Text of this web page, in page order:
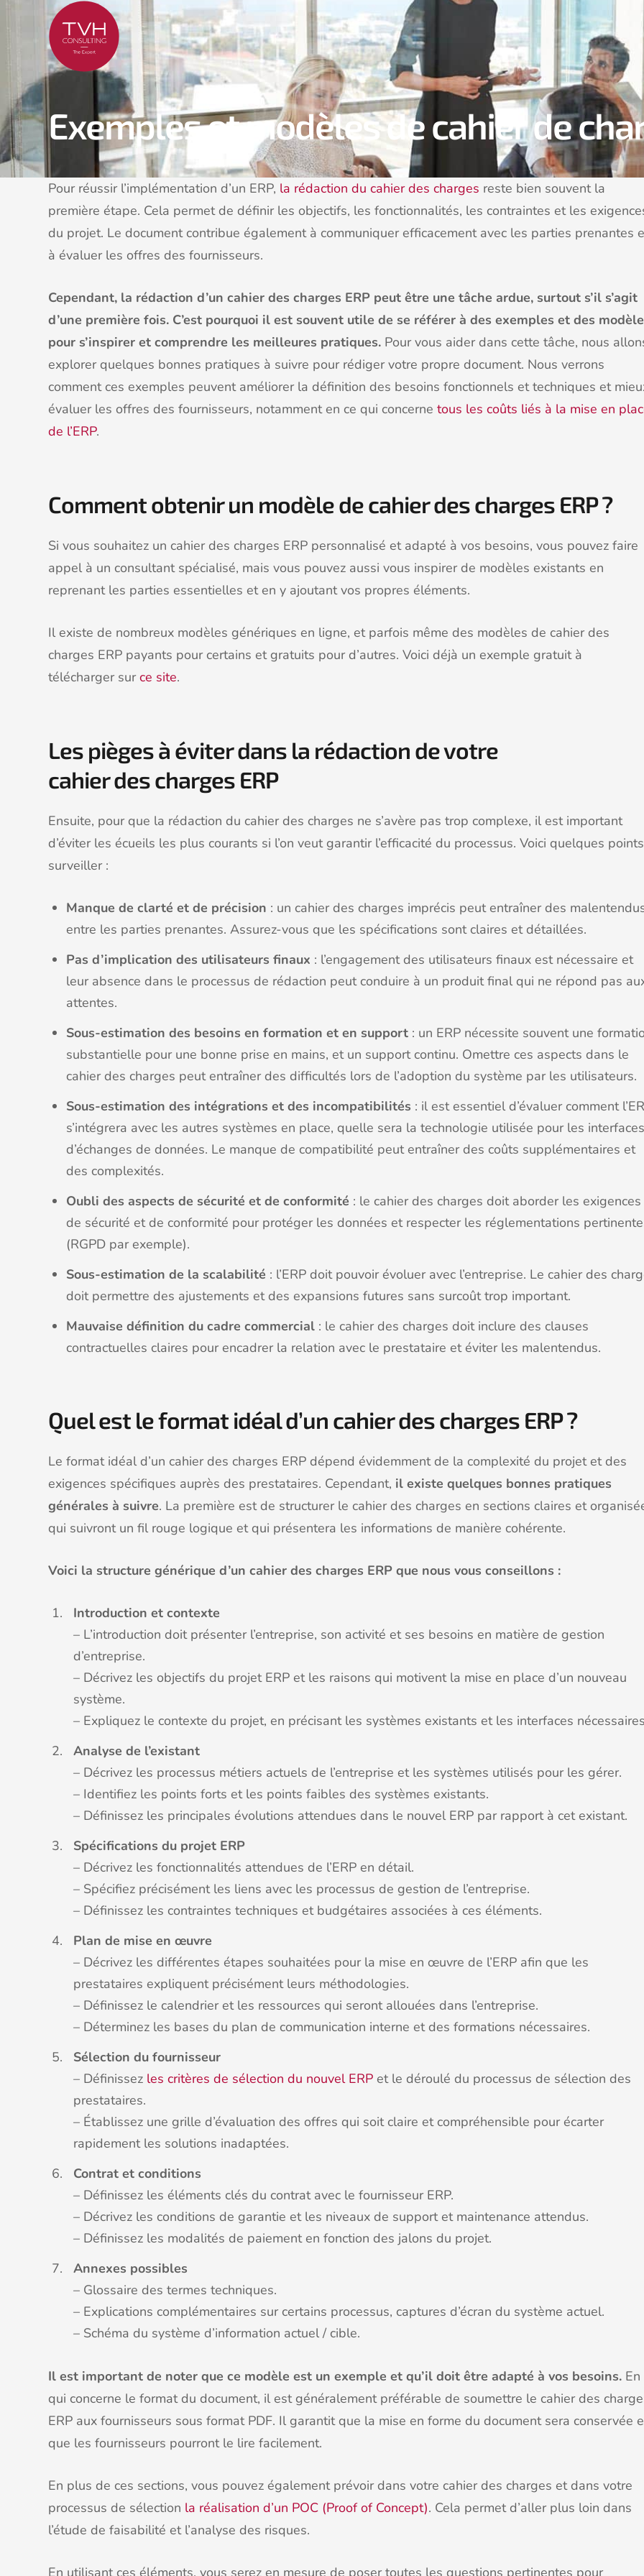
Exemples et modèles de cahier de
Pour réussir l’implémentation d’un ERP, la rédaction du cahier des charges reste bien souvent la
première étape. Cela permet de définir les objectifs, les fonctionnalités, les contraintes et les
du projet. Le document contribue également à communiquer efficacement avec les parties prenantes
à évaluer les offres des fournisseurs.
Cependant, la rédaction d’un cahier des charges ERP peut être une tâche ardue, surtout s’il s’agit
d’une première fois. C’est pourquoi il est souvent utile de se référer à des exemples et des
pour s’inspirer et comprendre les meilleures pratiques. Pour vous aider dans cette tâche, nous
explorer quelques bonnes pratiques à suivre pour rédiger votre propre document. Nous verrons
comment ces exemples peuvent améliorer la définition des besoins fonctionnels et techniques et
évaluer les offres des fournisseurs, notamment en ce qui concerne tous les coûts liés à la mise en
de l’ERP.
Comment obtenir un modèle de cahier des charges ERP ?
Si vous souhaitez un cahier des charges ERP personnalisé et adapté à vos besoins, vous pouvez faire
appel à un consultant spécialisé, mais vous pouvez aussi vous inspirer de modèles existants en
reprenant les parties essentielles et en y ajoutant vos propres éléments.
Il existe de nombreux modèles génériques en ligne, et parfois même des modèles de cahier des
charges ERP payants pour certains et gratuits pour d’autres. Voici déjà un exemple gratuit à
télécharger surce site.
Les pièges à éviter dans la rédaction de votre
cahier des charges ERP
Ensuite, pour que la rédaction du cahier des charges ne s’avère pas trop complexe, il est important
d’éviter les écueils les plus courants si l’on veut garantir l’efficacité du processus. Voici quelques
surveiller :
Manque de clarté et de précision : un cahier des charges imprécis peut entraîner des
entre les parties prenantes. Assurez-vous que les spécifications sont claires et détaillées.
Pas d’implication des utilisateurs finaux : l’engagement des utilisateurs finaux est nécessaire et
leur absence dans le processus de rédaction peut conduire à un produit final qui ne répond pas
attentes.
Sous-estimation des besoins en formation et en support : un ERP nécessite souvent une
substantielle pour une bonne prise en mains, et un support continu. Omettre ces aspects dans le
cahier des charges peut entraîner des difficultés lors de l’adoption du système par les utilisateurs.
Sous-estimation des intégrations et des incompatibilités : il est essentiel d’évaluer comment
s’intégrera avec les autres systèmes en place, quelle sera la technologie utilisée pour les interfaces
d’échanges de données. Le manque de compatibilité peut entraîner des coûts supplémentaires et
des complexités.
Oubli des aspects de sécurité et de conformité : le cahier des charges doit aborder les exigences
de sécurité et de conformité pour protéger les données et respecter les réglementations
(RGPD par exemple).
Sous-estimation de la scalabilité : l’ERP doit pouvoir évoluer avec l’entreprise. Le cahier des
doit permettre des ajustements et des expansions futures sans surcoût trop important.
Mauvaise définition du cadre commercial : le cahier des charges doit inclure des clauses
contractuelles claires pour encadrer la relation avec le prestataire et éviter les malentendus.
Quel est le format idéal d’un cahier des charges ERP ?
Le format idéal d’un cahier des charges ERP dépend évidemment de la complexité du projet et des
exigences spécifiques auprès des prestataires. Cependant, il existe quelques bonnes pratiques
générales à suivre. La première est de structurer le cahier des charges en sections claires et
qui suivront un fil rouge logique et qui présentera les informations de manière cohérente.
Voici la structure générique d’un cahier des charges ERP que nous vous conseillons :
Introduction et contexte
– L’introduction doit présenter l’entreprise, son activité et ses besoins en matière de gestion
d’entreprise.
– Décrivez les objectifs du projet ERP et les raisons qui motivent la mise en place d’un nouveau
système.
– Expliquez le contexte du projet, en précisant les systèmes existants et les interfaces
Analyse de l’existant
– Décrivez les processus métiers actuels de l’entreprise et les systèmes utilisés pour les gérer.
– Identifiez les points forts et les points faibles des systèmes existants.
– Définissez les principales évolutions attendues dans le nouvel ERP par rapport à cet existant.
Spécifications du projet ERP
– Décrivez les fonctionnalités attendues de l’ERP en détail.
– Spécifiez précisément les liens avec les processus de gestion de l’entreprise.
– Définissez les contraintes techniques et budgétaires associées à ces éléments.
Plan de mise en œuvre
– Décrivez les différentes étapes souhaitées pour la mise en œuvre de l’ERP afin que les
prestataires expliquent précisément leurs méthodologies.
– Définissez le calendrier et les ressources qui seront allouées dans l’entreprise.
– Déterminez les bases du plan de communication interne et des formations nécessaires.
Sélection du fournisseur
– Définissez les critères de sélection du nouvel ERP et le déroulé du processus de sélection des
prestataires.
– Établissez une grille d’évaluation des offres qui soit claire et compréhensible pour écarter
rapidement les solutions inadaptées.
Contrat et conditions
– Définissez les éléments clés du contrat avec le fournisseur ERP.
– Décrivez les conditions de garantie et les niveaux de support et maintenance attendus.
– Définissez les modalités de paiement en fonction des jalons du projet.
Annexes possibles
– Glossaire des termes techniques.
– Explications complémentaires sur certains processus, captures d’écran du système actuel.
– Schéma du système d’information actuel / cible.
Il est important de noter que ce modèle est un exemple et qu’il doit être adapté à vos besoins. En
qui concerne le format du document, il est généralement préférable de soumettre le cahier des
ERP aux fournisseurs sous format PDF. Il garantit que la mise en forme du document sera conservée
que les fournisseurs pourront le lire facilement.
En plus de ces sections, vous pouvez également prévoir dans votre cahier des charges et dans votre
processus de sélection la réalisation d’un POC (Proof of Concept). Cela permet d’aller plus loin dans
l’étude de faisabilité et l’analyse des risques.
En utilisant ces éléments, vous serez en mesure de poser toutes les questions pertinentes pour